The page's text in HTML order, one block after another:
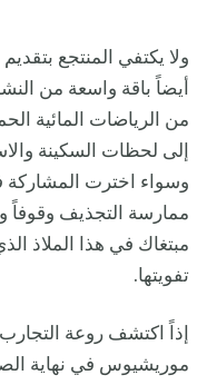
ولا يكتفي المنتجع
أيضاً باقة واسعة من
من الرياضات المائية
إلى لحظات السكينة
وسواء اخترت المشاركة
ممارسة التجذيف وقوفاً
مبتغاك في هذا الملاذ
تفويتها.
إذاً اكتشف روعة
موريشيوس في نهاية